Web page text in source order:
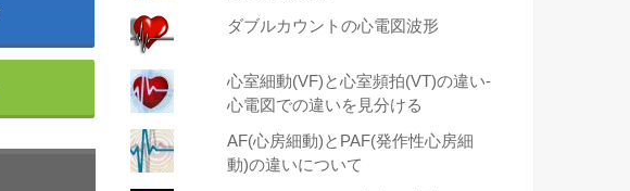
ダブルカウントの心電図波形
心室細動(VF)と心室頻拍(VT)の違い‐
心電図での違いを見分ける
AF(心房細動)とPAF(発作性心房細
動)の違いについて